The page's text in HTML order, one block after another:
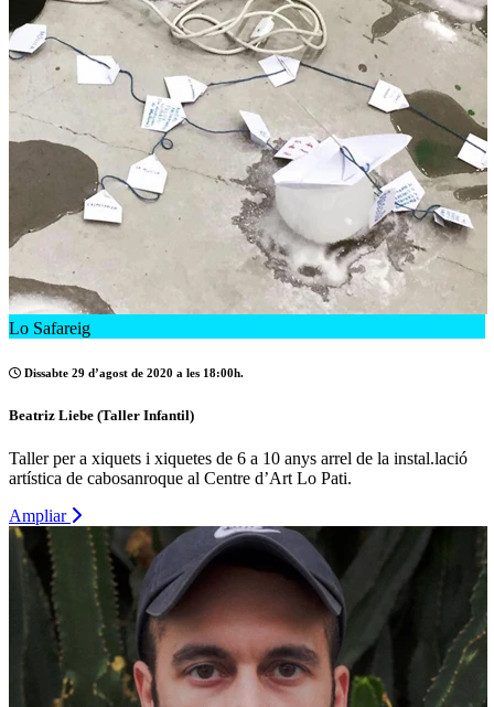
Lo Safareig
Dissabte 29 d’agost de 2020 a les 18:00h.
Beatriz Liebe (Taller Infantil)
Taller per a xiquets i xiquetes de 6 a 10 anys arrel de la instal.lació
artística de cabosanroque al Centre d’Art Lo Pati.
Ampliar